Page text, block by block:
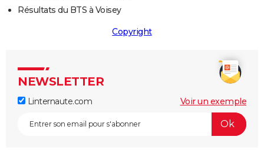
Résultats du BTS à Voisey
Copyright
NEWSLETTER
Linternaute.com Voir un exemple